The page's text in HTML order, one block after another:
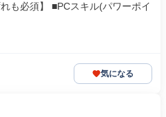
も必須】 ■PCスキル(パワーポイ
気になる